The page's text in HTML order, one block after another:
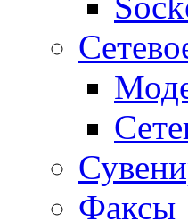
Факсы